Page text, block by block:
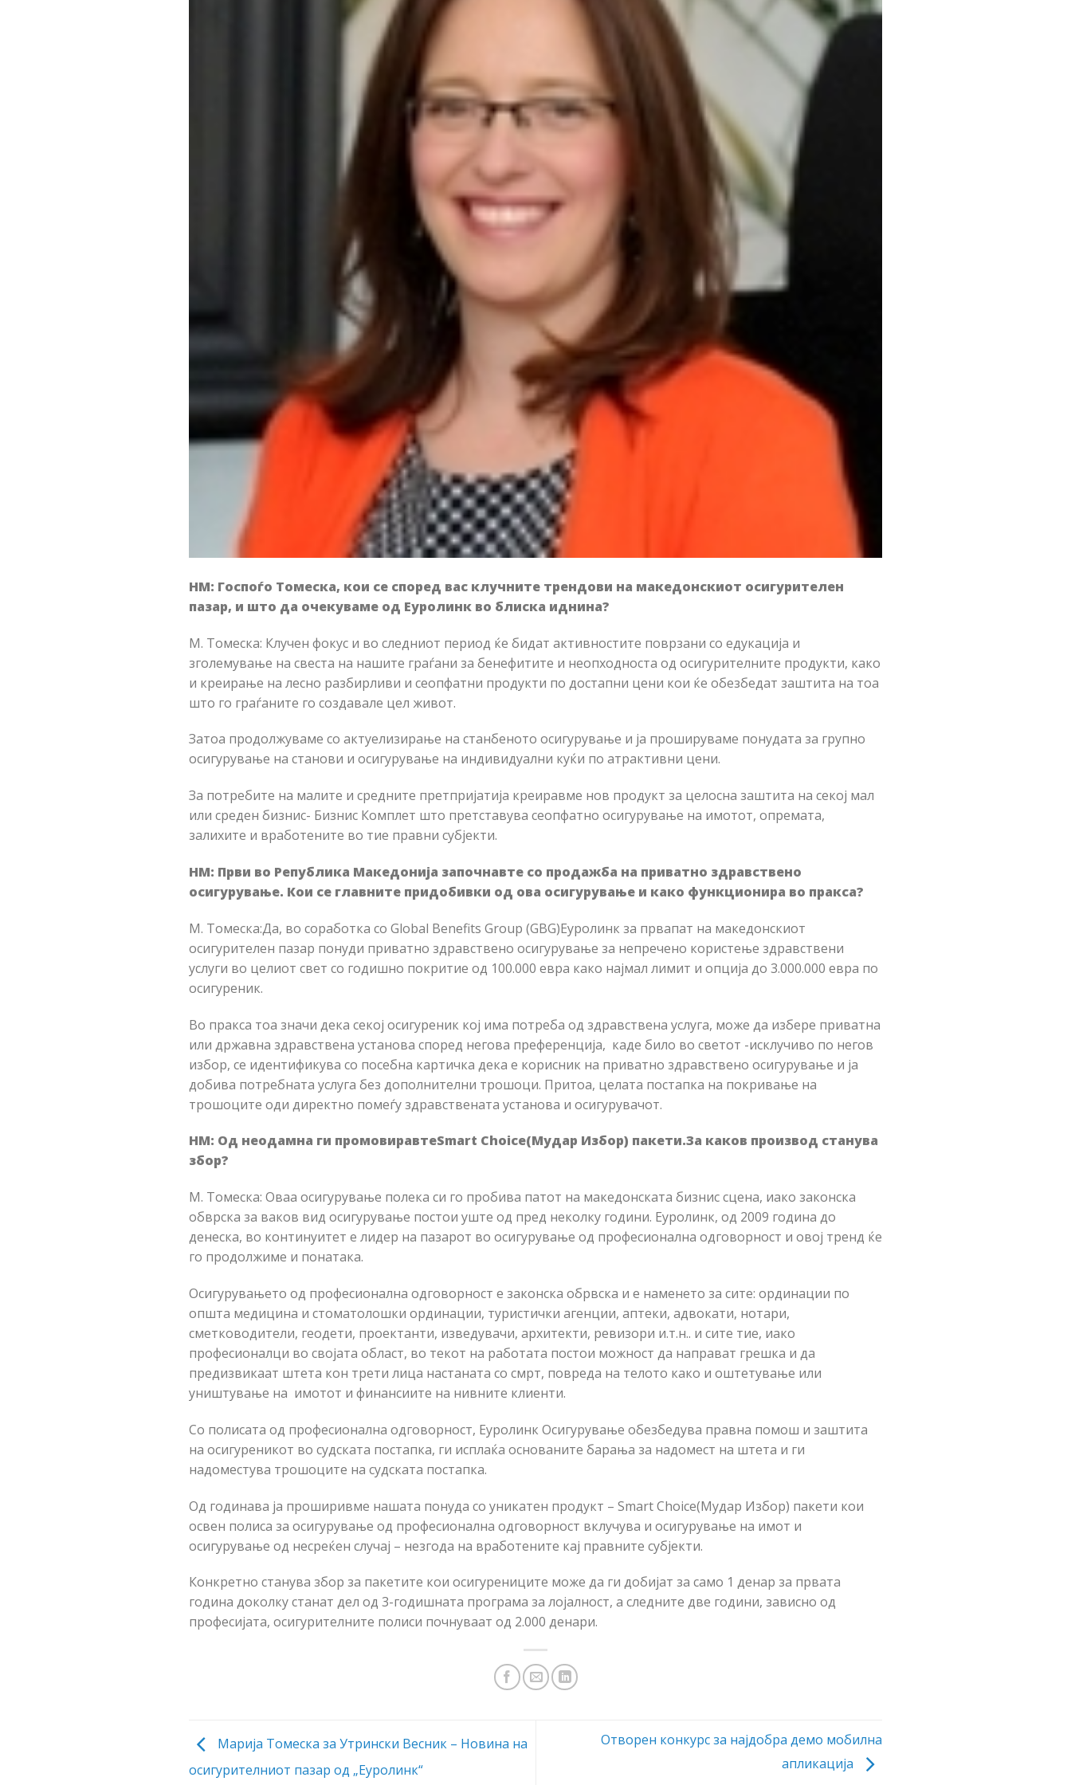
НМ: Госпоѓо Томеска, кои се според вас клучните трендови на македонскиот осигурителен
пазар, и што да очекуваме од Еуролинк во блиска иднина?
М. Томеска: Клучен фокус и во следниот период ќе бидат активностите поврзани со едукација и
зголемување на свеста на нашите граѓани за бенефитите и неопходноста од осигурителните продукти, како
и креирање на лесно разбирливи и сеопфатни продукти по достапни цени кои ќе обезбедат заштита на тоа
што го граѓаните го создавале цел живот.
Затоа продолжуваме со актуелизирање на станбеното осигурување и ја прошируваме понудата за групно
осигурување на станови и осигурување на индивидуални куќи по атрактивни цени.
За потребите на малите и средните претпријатија креиравме нов продукт за целосна заштита на секој мал
или среден бизнис- Бизнис Комплет што претставува сеопфатно осигурување на имотот, опремата,
залихите и вработените во тие правни субјекти.
НМ: Први во Република Македонија започнавте со продажба на приватно здравствено
осигурување. Кои се главните придобивки од ова осигурување и како функционира во пракса?
М. Томеска:Да, во соработка со Global Benefits Group (GBG)Еуролинк за првапат на македонскиот
осигурителен пазар понуди приватно здравствено осигурување за непречено користење здравствени
услуги во целиот свет со годишно покритие од 100.000 евра како најмал лимит и опција до 3.000.000 евра по
осигуреник.
Во пракса тоа значи дека секој осигуреник кој има потреба од здравствена услуга, може да избере приватна
или државна здравствена установа според негова преференција, каде било во светот -исклучиво по негов
избор, се идентификува со посебна картичка дека е корисник на приватно здравствено осигурување и ја
добива потребната услуга без дополнителни трошоци. Притоа, целата постапка на покривање на
трошоците оди директно помеѓу здравствената установа и осигурувачот.
НМ: Од неодамна ги промовиравтеSmart Choice(Мудар Избор) пакети.За каков производ станува
збор?
М. Томеска: Оваа осигурување полека си го пробива патот на македонската бизнис сцена, иако законска
обврска за ваков вид осигурување постои уште од пред неколку години. Еуролинк, од 2009 година до
денеска, во континуитет е лидер на пазарот во осигурување од професионална одговорност и овој тренд ќе
го продолжиме и понатака.
Осигурувањето од професионална одговорност е законска обрвска и е наменето за сите: ординации по
општа медицина и стоматолошки ординации, туристички агенции, аптеки, адвокати, нотари,
сметководители, геодети, проектанти, изведувачи, архитекти, ревизори и.т.н.. и сите тие, иако
професионалци во својата област, во текот на работата постои можност да направат грешка и да
предизвикаат штета кон трети лица настаната со смрт, повреда на телото како и оштетување или
уништување на имотот и финансиите на нивните клиенти.
Со полисата од професионална одговорност, Еуролинк Осигурување обезбедува правна помош и заштита
на осигуреникот во судската постапка, ги исплаќа основаните барања за надомест на штета и ги
надоместува трошоците на судската постапка.
Од годинава ја проширивме нашата понуда со уникатен продукт – Smart Choice(Мудар Избор) пакети кои
освен полиса за осигурување од професионална одговорност вклучува и осигурување на имот и
осигурување од несреќен случај – незгода на вработените кај правните субјекти.
Конкретно станува збор за пакетите кои осигурениците може да ги добијат за само 1 денар за првата
година доколку станат дел од 3-годишната програма за лојалност, а следните две години, зависно од
професијата, осигурителните полиси почнуваат од 2.000 денари.
Марија Томеска за Утрински Весник – Новина на
осигурителниот пазар од „Еуролинк“
Отворен конкурс за најдобра демо мобилна
апликација